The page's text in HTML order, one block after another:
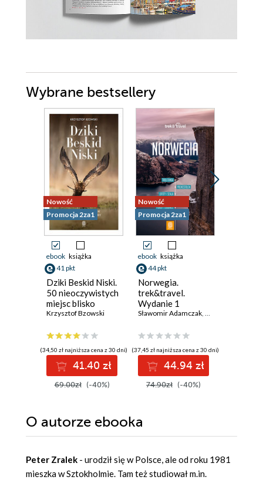
Wybrane bestsellery
Nowość
Promocja 2za1
ebook książka
41 pkt
Dziki Beskid Niski.
50 nieoczywistych
miejsc blisko
natury
Krzysztof Bzowski
(34,50 zł najniższa cena z 30 dni)
41.40 zł
69.00zł (-40%)
Nowość
Promocja 2za1
ebook książka
44 pkt
Norwegia.
trek&travel.
Wydanie 1
Sławomir Adamczak
(37,45 zł najniższa cena z 30 dni)
44.94 zł
74.90zł (-40%)
O autorze ebooka
Peter Zralek - urodził się w Polsce, ale od roku 1981
mieszka w Sztokholmie. Tam też studiował m.in.